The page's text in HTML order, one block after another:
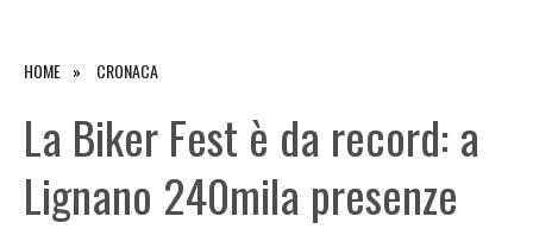
HOME CRONACA
La Biker Fest è da record: a
Lignano 240mila presenze